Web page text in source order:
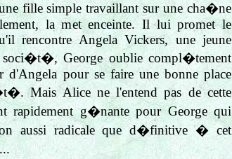
fille simple travaillant sur une cha�ne
la met enceinte. Il lui promet le
rencontre Angela Vickers, une jeune
soci�t�, George oublie compl�tement
d'Angela pour se faire une bonne place
Mais Alice ne l'entend pas de cette
rapidement g�nante pour George qui
aussi radicale que d�finitive � cet